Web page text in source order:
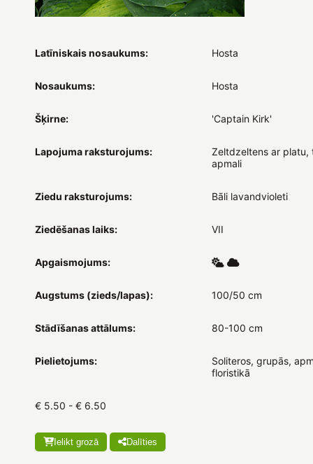
Latīniskais nosaukums: Hosta
Nosaukums: Hosta
Šķirne: 'Captain Kirk'
Lapojuma raksturojums:
Zeltdzeltens ar platu,
apmali
Ziedu raksturojums: Bāli lavandvioleti
Ziedēšanas laiks: VII
Apgaismojums:
Augstums (zieds/lapas): 100/50 cm
Stādīšanas attālums: 80-100 cm
Pielietojums:
Soliteros, grupās,
floristikā
€ 5.50 - € 6.50
Ielikt grozā Dalīties